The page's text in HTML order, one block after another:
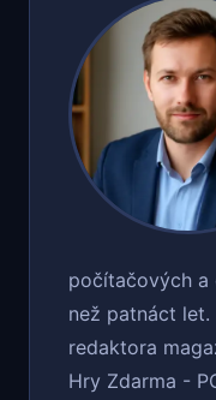
počítačových a
než patnáct
redaktora
Hry Zdarma -